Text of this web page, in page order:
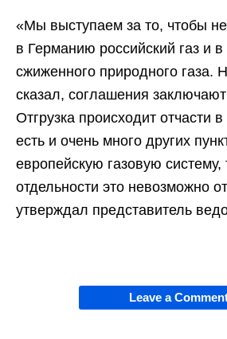
«Мы выступаем за то, чтобы
в Германию российский газ и
сжиженного природного газа.
сказал, соглашения
Отгрузка происходит отчасти
есть и очень много других
европейскую газовую систему,
отдельности это невозможно
утверждал представитель
Leave a